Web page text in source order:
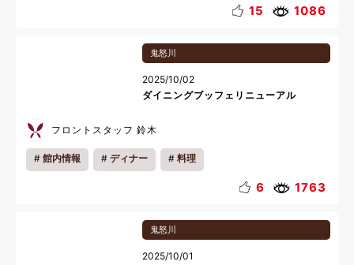
15 1086
鬼怒川
2025/10/02
ダイニングブッフェリニューアル
フロントスタッフ 鈴木
館内情報 ディナー 料理
6 1763
鬼怒川
2025/10/01